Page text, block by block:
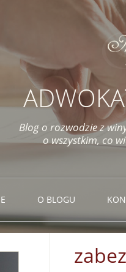
Blog o rozwodzie z
o wszystkim, co
O BLOGU